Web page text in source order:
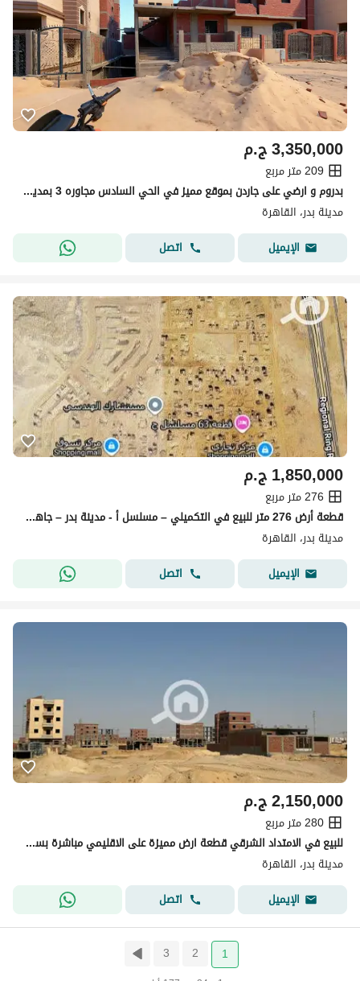
ج.م3,350,000
209 متر مربع
بدروم و ارضي على جاردن بموقع مميز في الحي السادس مجاوره 3 بمدينه بدر
مدينة بدر، القاهرة
الإيميل
اتصل
ج.م1,850,000
276 متر مربع
قطعة أرض 276 متر للبيع في التكميلي – مسلسل أ - مدينة بدر – جاهزة للبناء – بجوار الطريق الإقليمي ومحطة المترو
مدينة بدر، القاهرة
الإيميل
اتصل
ج.م2,150,000
280 متر مربع
للبيع في الامتداد الشرقي قطعة ارض مميزة على الاقليمي مباشرة بسعر تنفيذ
مدينة بدر، القاهرة
الإيميل
اتصل
1
2
3